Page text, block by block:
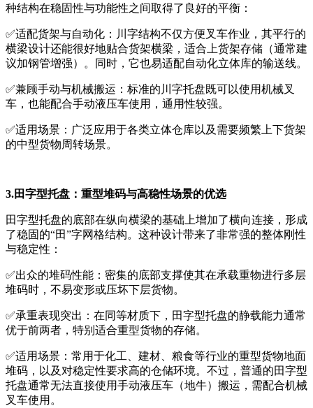
种结构在稳固性与功能性之间取得了良好的平衡：
✅适配货架与自动化：川字结构不仅方便叉车作业，其平行的
横梁设计还能很好地贴合货架横梁，适合上货架存储（通常建
议加钢管增强）。同时，它也易适配自动化立体库的输送线。
✅兼顾手动与机械搬运：标准的川字托盘既可以使用机械叉
车，也能配合手动液压车使用，通用性较强。
✅适用场景：广泛应用于各类立体仓库以及需要频繁上下货架
的中型货物周转场景。
3.田字型托盘：重型堆码与高稳性场景的优选
田字型托盘的底部在纵向横梁的基础上增加了横向连接，形成
了稳固的“田”字网格结构。这种设计带来了非常强的整体刚性
与稳定性：
✅出众的堆码性能：密集的底部支撑使其在承载重物进行多层
堆码时，不易变形或压坏下层货物。
✅承重表现突出：在同等材质下，田字型托盘的静载能力通常
优于前两者，特别适合重型货物的存储。
✅适用场景：常用于化工、建材、粮食等行业的重型货物地面
堆码，以及对稳定性要求高的仓储环境。不过，普通的田字型
托盘通常无法直接使用手动液压车（地牛）搬运，需配合机械
叉车使用。